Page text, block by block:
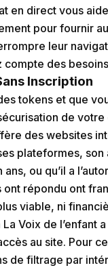
en direct vous
pour fournir
leur
des
Inscription
tokens et que
de
des websites
plateformes,
ou qu’il a
répondu ont
viable, ni
La Voix de
au site. Pour
de filtrage par